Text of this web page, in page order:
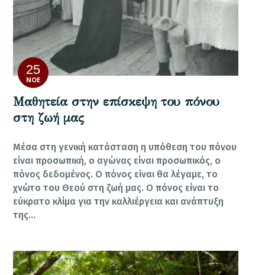
25
ΝΟΈ
Μαθητεία στην επίσκεψη του πόνου
στη ζωή μας
Μέσα στη γενική κατάσταση η υπόθεση του πόνου
είναι προσωπική, ο αγώνας είναι προσωπικός, ο
πόνος δεδομένος. Ο πόνος είναι θα λέγαμε, το
χνώτο του Θεού στη ζωή μας. Ο πόνος είναι το
εύκρατο κλίμα για την καλλιέργεια και ανάπτυξη
της…